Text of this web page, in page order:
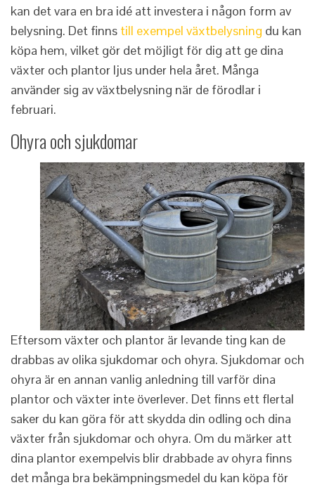
kan det vara en bra idé att investera i någon form av
belysning. Det finns till exempel växtbelysning du kan
köpa hem, vilket gör det möjligt för dig att ge dina
växter och plantor ljus under hela året. Många
använder sig av växtbelysning när de förodlar i
februari.
Ohyra och sjukdomar
Eftersom växter och plantor är levande ting kan de
drabbas av olika sjukdomar och ohyra. Sjukdomar och
ohyra är en annan vanlig anledning till varför dina
plantor och växter inte överlever. Det finns ett flertal
saker du kan göra för att skydda din odling och dina
växter från sjukdomar och ohyra. Om du märker att
dina plantor exempelvis blir drabbade av ohyra finns
det många bra bekämpningsmedel du kan köpa för